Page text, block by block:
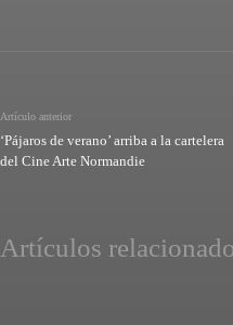
Artículo anterior
‘Pájaros de verano’ arriba a la cartelera
del Cine Arte Normandie
Artículos